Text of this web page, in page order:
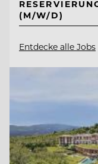
(M/W/D)
Entdecke alle Jobs